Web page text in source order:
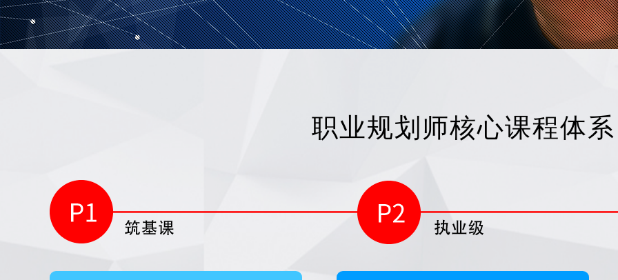
职业规划师核心课程体系